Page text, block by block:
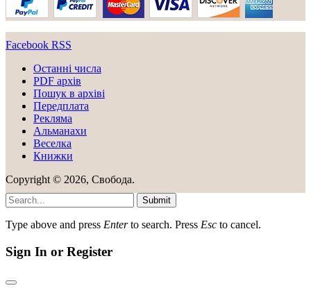
Facebook RSS
Останні числа
PDF архів
Пошук в архіві
Передплата
Рекляма
Альманахи
Веселка
Книжки
Copyright © 2026, Свобода.
Submit
Type above and press Enterto search. Press Esc to cancel.
Sign In or Register